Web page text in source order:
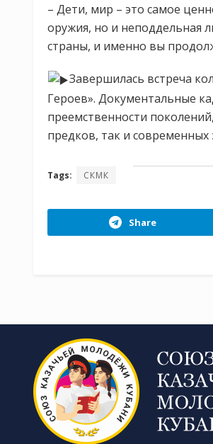
– Дети, мир – это самое
оружия, но и неподдельная
страны, и именно вы
Завершилась встреча
Героев». Документальные
преемственности
предков, так и
Tags: СКМК
Share